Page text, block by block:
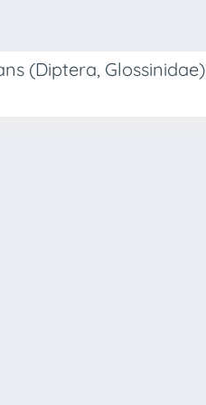
(Diptera, Glossinidae)